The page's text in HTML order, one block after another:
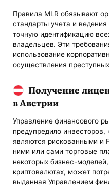
Правила MLR обязывают
стандарты учета и
точную идентификацию
владельцев. Эти
использование
осуществления
Получение
в Австрии
Управление финансового
предупредило
являются рискованными и
ними или сами торговые
некоторых бизнес-
криптовалютах, может
выданная Управлением